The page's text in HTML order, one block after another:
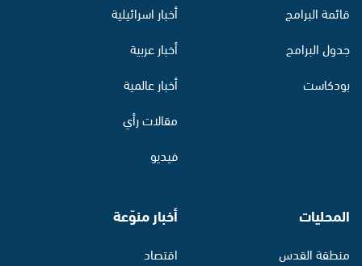
قائمة البرامج
جدول البرامج
بودكاست
أخبار اسرائيلية
أخبار عربية
أخبار عالمية
مقالات رأي
فيديو
المحليات
منطقة القدس
أخبار منوّعة
اقتصاد